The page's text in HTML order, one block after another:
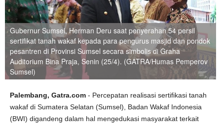
Gubernur Sumsel, Herman Deru saat penyerahan 54 persil
sertifikat tanah wakaf kepada para pengurus masjid dan pondok
pesantren di Provinsi Sumsel secara simbolis di Graha
Auditorium Bina Praja, Senin (25/4). (GATRA/Humas Pemperov
Sumsel)
Palembang, Gatra.com - Percepatan realisasi sertifikasi tanah
wakaf di Sumatera Selatan (Sumsel), Badan Wakaf Indonesia
(BWI) digandeng dalam hal mengedukasi masyarakat terkait